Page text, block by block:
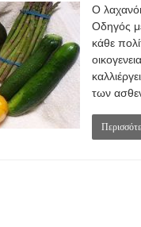
Ο
Οδηγός
κάθε
των